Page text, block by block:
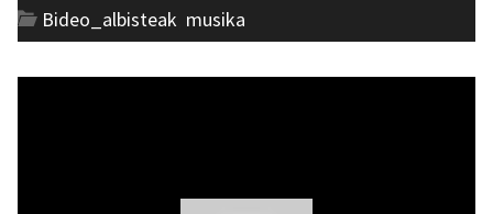
Bideo_albisteak musika